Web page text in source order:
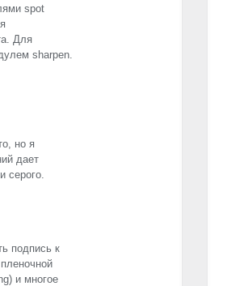
spot
Для
sharpen.
но я
дает
серого.
подпись к
и многое